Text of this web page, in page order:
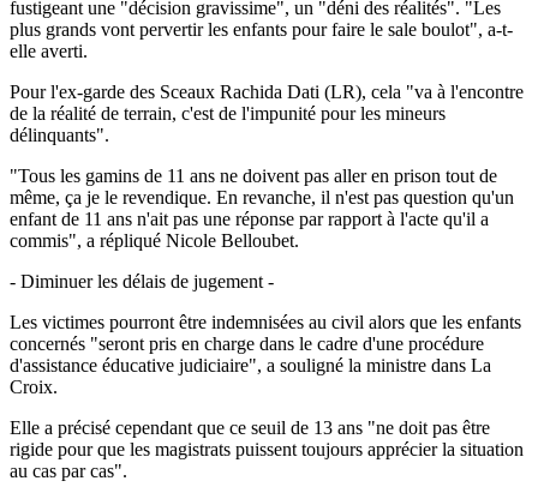
fustigeant une "décision gravissime", un "déni des réalités". "Les
plus grands vont pervertir les enfants pour faire le sale boulot", a-t-
elle averti.
Pour l'ex-garde des Sceaux Rachida Dati (LR), cela "va à l'encontre
de la réalité de terrain, c'est de l'impunité pour les mineurs
délinquants".
"Tous les gamins de 11 ans ne doivent pas aller en prison tout de
même, ça je le revendique. En revanche, il n'est pas question qu'un
enfant de 11 ans n'ait pas une réponse par rapport à l'acte qu'il a
commis", a répliqué Nicole Belloubet.
- Diminuer les délais de jugement -
Les victimes pourront être indemnisées au civil alors que les enfants
concernés "seront pris en charge dans le cadre d'une procédure
d'assistance éducative judiciaire", a souligné la ministre dans La
Croix.
Elle a précisé cependant que ce seuil de 13 ans "ne doit pas être
rigide pour que les magistrats puissent toujours apprécier la situation
au cas par cas".